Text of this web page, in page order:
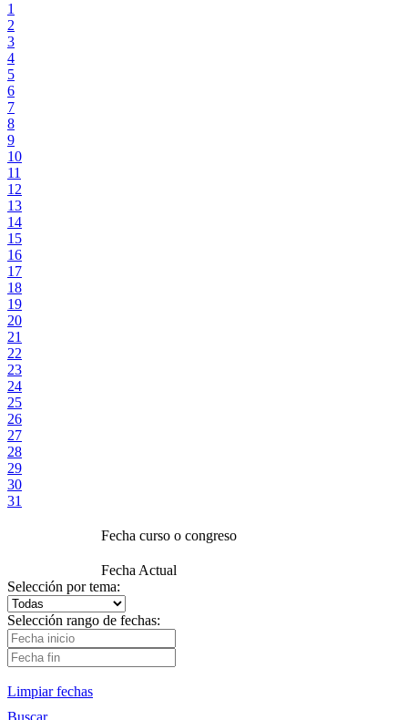
1
2
3
4
5
6
7
8
9
10
11
12
13
14
15
16
17
18
19
20
21
22
23
24
25
26
27
28
29
30
31
Fecha curso o congreso
Fecha Actual
Selección por tema:
Selección rango de fechas:
Limpiar fechas